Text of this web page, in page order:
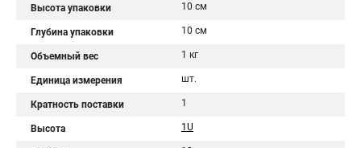
Высота упаковки 10 см
Глубина упаковки 10 см
Объемный вес 1 кг
Единица измерения шт.
Кратность поставки 1
Высота 1U